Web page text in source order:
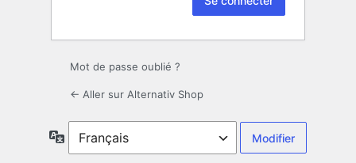
Mot de passe oublié ?
← Aller sur Alternativ Shop
Langue